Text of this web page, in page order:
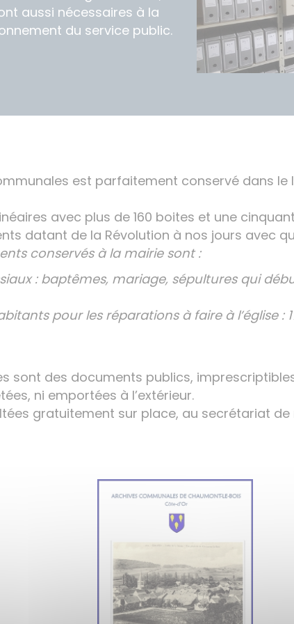
aussi nécessaires à la
du service public.
est parfaitement conservé dans le
avec plus de 160 boites et une
datant de la Révolution à nos jours avec
conservés à la mairie sont :
: baptêmes, mariage, sépultures qui
pour les réparations à faire à l’église :
sont des documents publics,
ni emportées à l’extérieur.
gratuitement sur place, au secrétariat